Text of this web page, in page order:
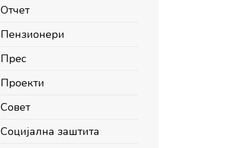
Отчет
Пензионери
Прес
Проекти
Совет
Социјална заштита